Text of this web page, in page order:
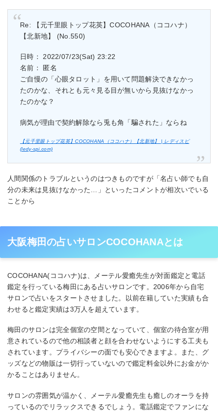
Re: 【元千里眼トップ花英】COCOHANA（ココハナ）
【北新地】 (No.550)
日時： 2022/07/23(Sat) 23:22
名前： 匿名
ご自慢の「心眼タロット」を用いて問題解決できなかっ
たのかな、それとも元々見る目が無いから見抜けなかっ
たのかな？
病気が理由で契約解除なら兎も角「騙された」ならね
【元千里眼トップ花英】COCOHANA（ココハナ）【北新地】 | レディスピ
(ledy-spi.com)
人間関係のトラブルというのはつきものですが「名占い師でも自
分の未来は見抜けなかった…」といったコメントが相次いでいる
ことから
大阪梅田の占いサロンCOCOHANAとは
COCOHANA(ココハナ)は、メーテル愛癒先生が対面鑑定と電話
鑑定を行っている梅田にある占いサロンです。2006年から自宅
サロンで占いをスタートさせました。以前在籍していた実績も合
わせると鑑定実績は3万人を超えています。
梅田のサロンは完全個室の空間となっていて、個室の待合室が用
意されているので他の相談者と顔を合わせないようにする工夫も
されています。プライバシーの面でも安心できますよ。また、グ
ッズなどの物販は一切行っていないので鑑定料金以外にお金がか
かることはありません。
サロンの雰囲気が温かく、メーテル愛癒先生も癒しのオーラを持
っているのでリラックスできるでしょう。電話鑑定でファンにな